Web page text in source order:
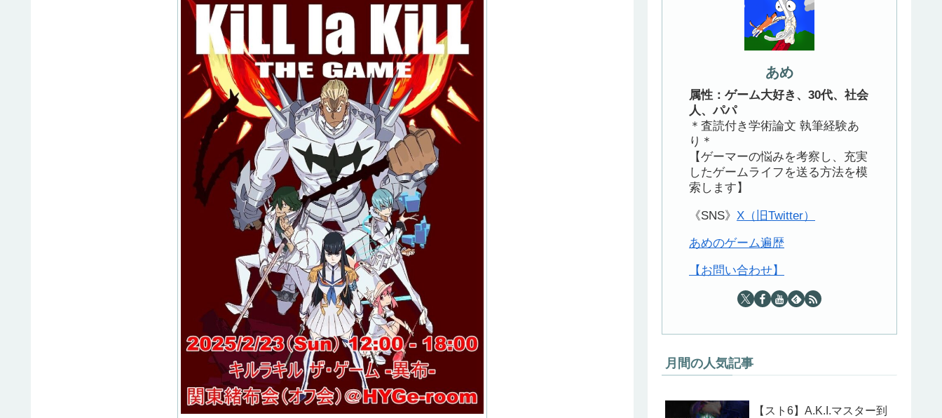
あめ
属性：ゲーム大好き、30代、社会
人、パパ
＊査読付き学術論文 執筆経験あ
り＊
【ゲーマーの悩みを考察し、充実
したゲームライフを送る方法を模
索します】
《SNS》 X（旧Twitter）
あめのゲーム遍歴
【お問い合わせ】
月間の人気記事
【スト6】A.K.I.マスター到